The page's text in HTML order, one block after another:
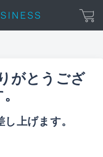
がとうござ
上げます。